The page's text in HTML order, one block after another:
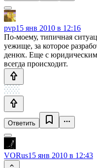
pvp15 янв 2010 в 12:16
По-моему, типичная
уежище, за которое
денюх. Еще с
всегда происходит.
Ответить
VORus15 янв 2010 в 12:43